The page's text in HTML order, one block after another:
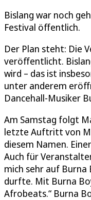
Bislang war noch
Festival öffentlich.
Der Plan steht: Die
veröffentlicht.
wird – das ist
unter anderem
Dancehall-Musiker
Am Samstag folgt
letzte Auftritt von
diesem Namen.
Auch für
mich sehr auf Burna
durfte. Mit Burna
Afrobeats.“ Burna